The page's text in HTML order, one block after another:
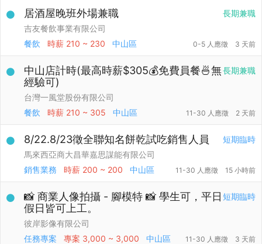
長期兼職
居酒屋晚班外場兼職
吉友餐飲事業有限公司
餐飲
時薪 210 ~ 230 中山區 0-5 人應徵 3 天前
長期兼職
中山店計時(最高時薪$305💰免費員餐🍜無
經驗可)
台灣一風堂股份有限公司
餐飲
時薪 210 ~ 305 中山區 11-30 人應徵 2 天前
短期臨時
8/22.8/23徵全聯知名餅乾試吃銷售人員
馬來西亞商大昌華嘉思謀能有限公司
銷售業務
時薪 200 ~ 200 中山區 11-30 人應徵 15 小時前
短期臨時
📸 商業人像拍攝 - 腳模特 📸 學生可，平日
假日皆可上工。
彼岸影像有限公司
任務專案
專案 3,000 ~ 3,000 中山區 11-30 人應徵 3 天前